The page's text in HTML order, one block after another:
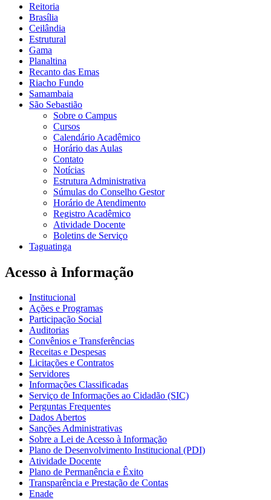
Reitoria
Brasília
Ceilândia
Estrutural
Gama
Planaltina
Recanto das Emas
Riacho Fundo
Samambaia
São Sebastião
Sobre o Campus
Cursos
Calendário Acadêmico
Horário das Aulas
Contato
Notícias
Estrutura Administrativa
Súmulas do Conselho Gestor
Horário de Atendimento
Registro Acadêmico
Atividade Docente
Boletins de Serviço
Taguatinga
Acesso à Informação
Institucional
Ações e Programas
Participação Social
Auditorias
Convênios e Transferências
Receitas e Despesas
Licitações e Contratos
Servidores
Informações Classificadas
Serviço de Informações ao Cidadão (SIC)
Perguntas Frequentes
Dados Abertos
Sanções Administrativas
Sobre a Lei de Acesso à Informação
Plano de Desenvolvimento Institucional (PDI)
Atividade Docente
Plano de Permanência e Êxito
Transparência e Prestação de Contas
Enade